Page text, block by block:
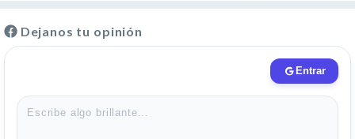
Dejanos tu opinión